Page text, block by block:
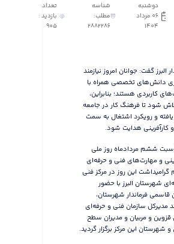
دوشنبه
06 مرداد
1404
شناسه
مطلب:
2882286
تعداد
بازدید :
905
البرز گفت: جوانان امروز نیازمند
دانش‌های تخصصی همراه با
کاربردی هستند؛ بنابراین،
شود تا فرهنگ کار در جامعه
یافته و رویکرد اشتغال به سمت
و کارآفرینی هدایت شود.
ششم مردادماه روز ملی
و مهارت‌های فنی‌ و حرفه‌ای
گرامیداشت این روز در مرکز فنی
شهرستان البرز با حضور
قاسمی فرماندار شهرستان،
مدیرکل سازمان فنی و حرفه‌ای
قزوین و مربیان و مدیران سطح
و شهرستان این مرکز برگزار گردید.